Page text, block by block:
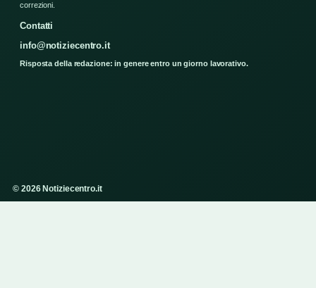
correzioni.
Contatti
info@notiziecentro.it
Risposta della redazione: in genere entro un giorno lavorativo.
© 2026 Notiziecentro.it